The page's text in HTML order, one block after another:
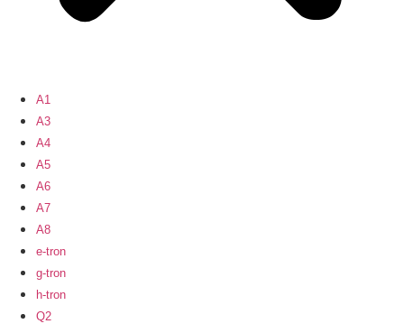
A1
A3
A4
A5
A6
A7
A8
e-tron
g-tron
h-tron
Q2